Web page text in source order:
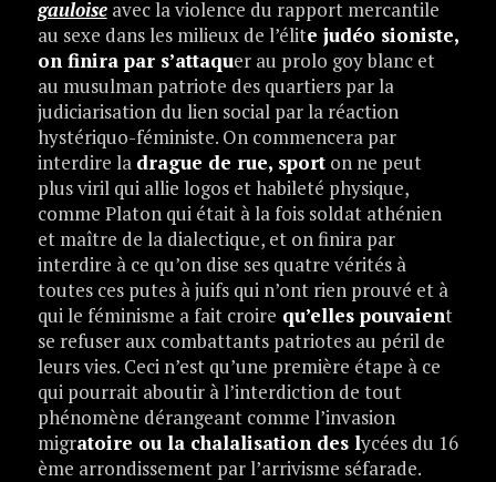
gauloiseavec la violence du rapport mercantile
au sexe dans les milieux de l’élite judéo sioniste,
on finira par s’attaquer au prolo goy blanc et
au musulman patriote des quartiers par la
judiciarisation du lien social par la réaction
hystériquo-féministe. On commencera par
interdire la drague de rue, sporton ne peut
plus viril qui allie logos et habileté physique,
comme Platon qui était à la fois soldat athénien
et maître de la dialectique, et on finira par
interdire à ce qu’on dise ses quatre vérités à
toutes ces putes à juifs qui n’ont rien prouvé et à
qui le féminisme a fait croire qu’elles pouvaient
se refuser aux combattants patriotes au péril de
leurs vies. Ceci n’est qu’une première étape à ce
qui pourrait aboutir à l’interdiction de tout
phénomène dérangeant comme l’invasion
migratoire ou la chalalisation des lycées du 16
ème arrondissement par l’arrivisme séfarade.